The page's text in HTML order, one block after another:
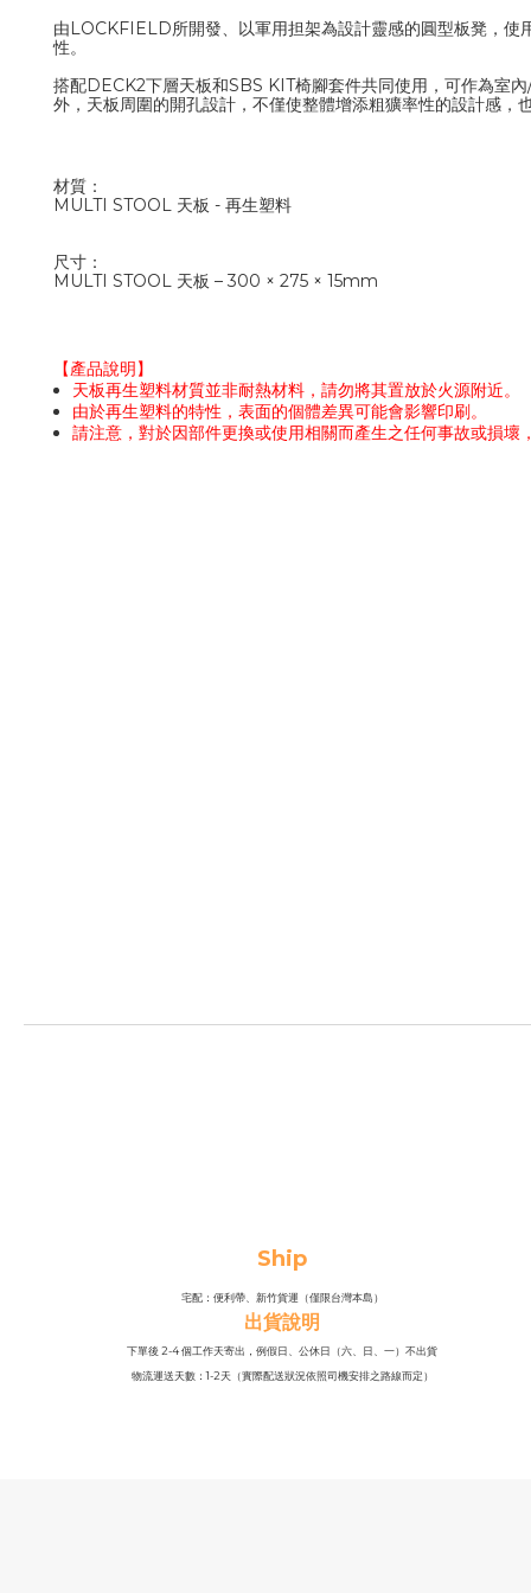
由LOCKFIELD所開發、 以軍用担架為設計靈感的圓型板凳 ，使
性。
搭配DECK2下層天板和SBS KIT椅腳套件共同使用，可作為室
外， 天板周圍的開孔設計，不僅使整體增添粗獷率性的設計感，
材質：
MULTI STOOL 天板 - 再生塑料
尺寸：
MULTI STOOL 天板 – 300 × 275 × 15mm
【產品說明】
天板再生塑料材質並非耐熱材料，請勿將其置放於火源附近。
由於再生塑料的特性，表面的個體差異可能會影響印刷。
請注意，對於因部件更換或使用相關而產生之任何事故或損壞
Ship
宅配：便利帶、新竹貨運（僅限台灣本島）
出貨說明
下單後 2-4 個工作天寄出，例假日、公休日（六、日、一）不出貨
物流運送天數：1-2天（實際配送狀況依照司機安排之路線而定）